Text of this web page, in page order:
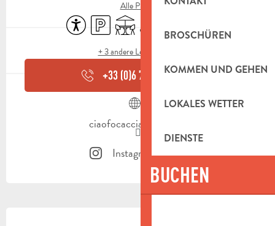
BROSCHÜREN
KOMMEN UND GEHEN
LOKALES WETTER
DIENSTE
BUCHEN
Alle Preise
Zugänglichkeit
Parkplatz
Terrasse
+ 3 andere Leistung(en)
+33 (0)6 76 32 64▒▒
ciaofocaccia.dishop.co
Instagram Seite